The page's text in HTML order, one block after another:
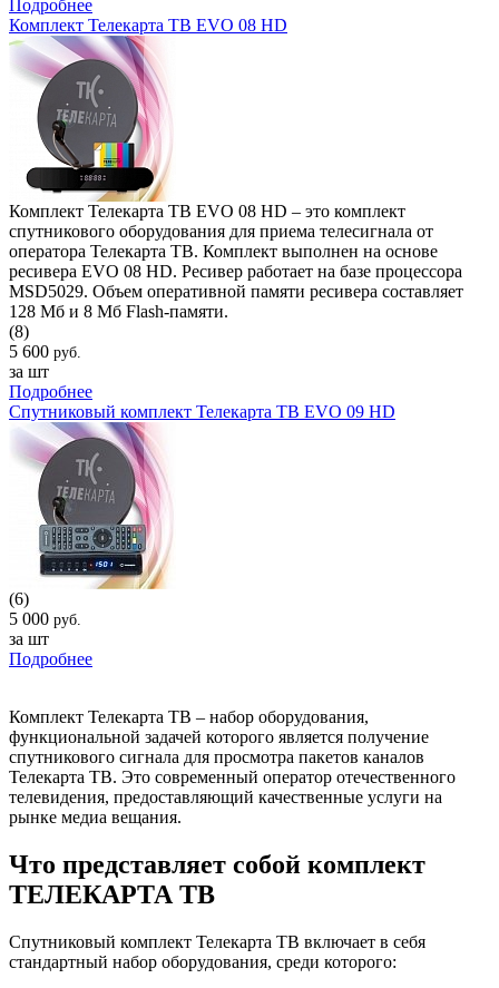
Подробнее
Комплект Телекарта ТВ EVO 08 HD
Комплект Телекарта ТВ EVO 08 HD – это комплект
спутникового оборудования для приема телесигнала от
оператора Телекарта ТВ. Комплект выполнен на основе
ресивера EVO 08 HD. Ресивер работает на базе процессора
MSD5029. Объем оперативной памяти ресивера составляет
128 Мб и 8 Мб Flash-памяти.
(8)
5 600 руб.
за шт
Подробнее
Спутниковый комплект Телекарта ТВ EVO 09 HD
(6)
5 000 руб.
за шт
Подробнее
Комплект Телекарта ТВ – набор оборудования,
функциональной задачей которого является получение
спутникового сигнала для просмотра пакетов каналов
Телекарта ТВ. Это современный оператор отечественного
телевидения, предоставляющий качественные услуги на
рынке медиа вещания.
Что представляет собой комплект
ТЕЛЕКАРТА ТВ
Спутниковый комплект Телекарта ТВ включает в себя
стандартный набор оборудования, среди которого: